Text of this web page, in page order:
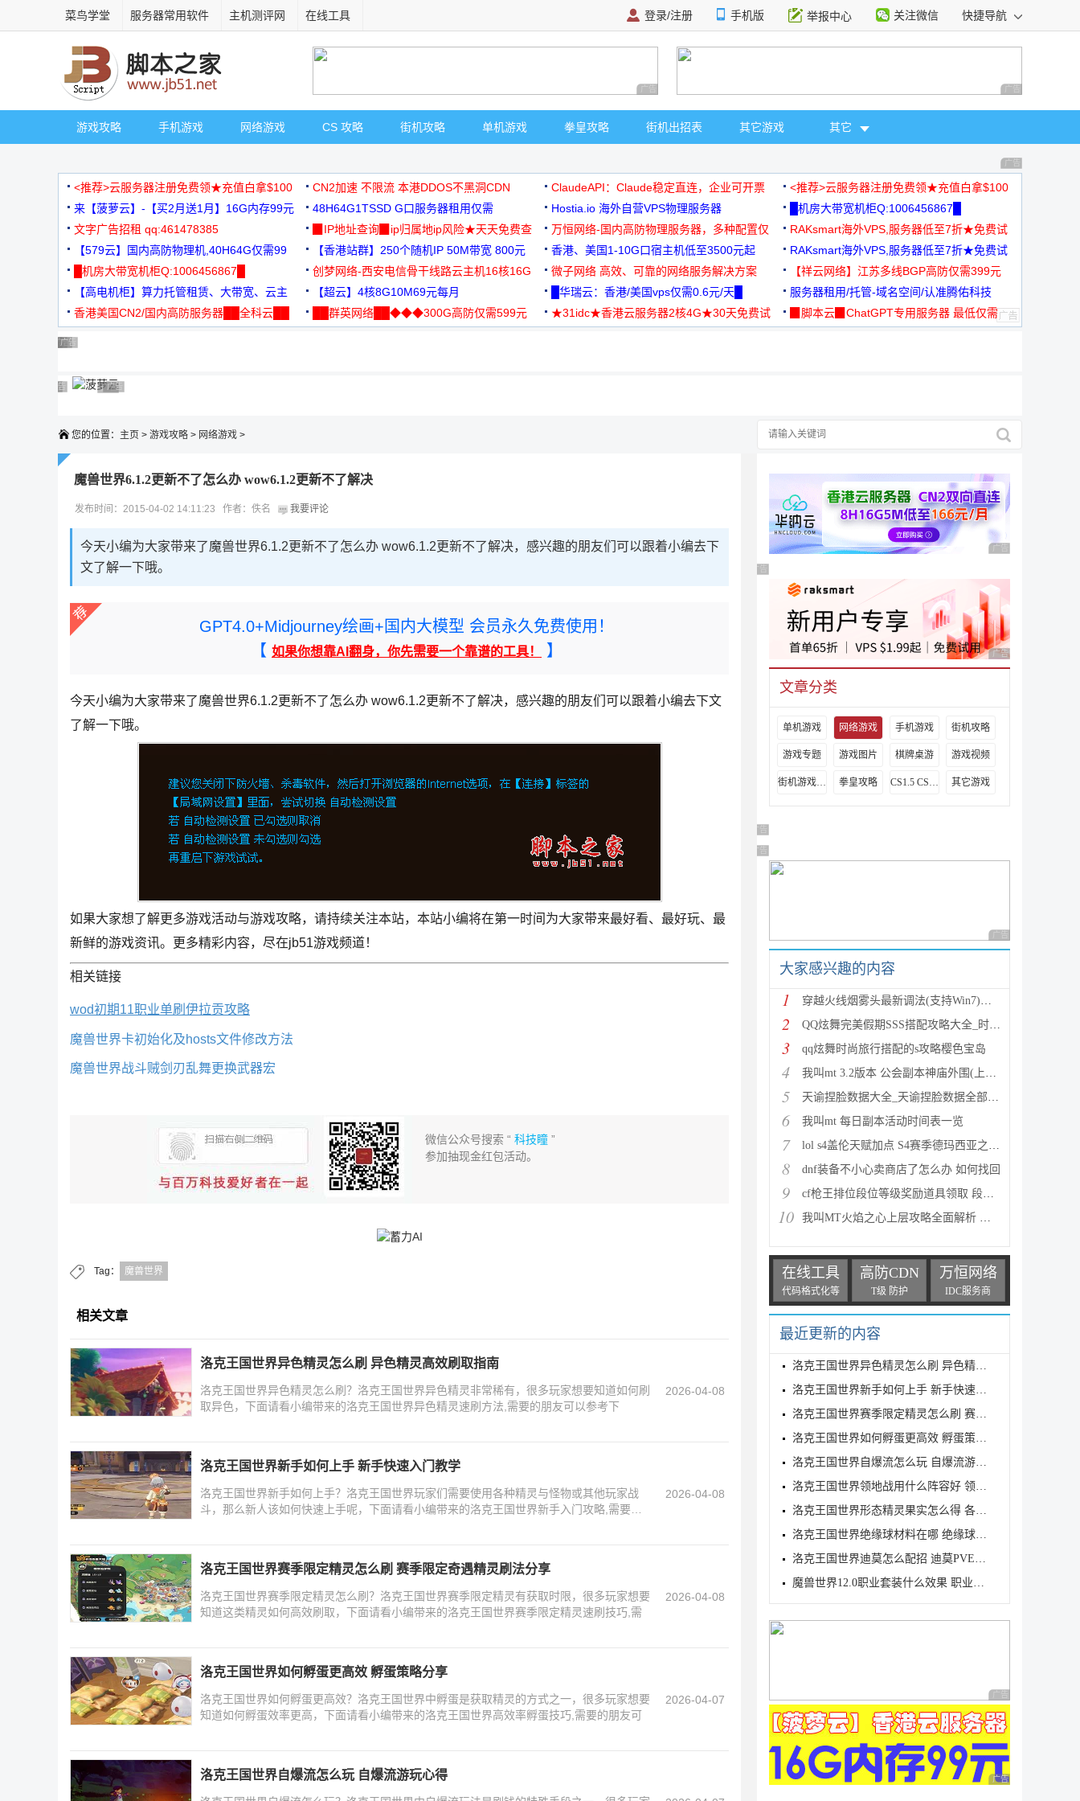
菜鸟学堂 服务器常用软件 主机测评网 在线工具 登录/注册 手机版 举报中心 关注微信 快捷导航
广告 商业广告，理性选择 广告 商业广告，理
游戏攻略 手机游戏 网络游戏 CS 攻略 街机攻略 单机游戏 拳皇攻略 街机出招表 其它游戏 其它
广告 商业广告，理
<推荐>云服务器注册免费领★充值白拿$100 CN2加速 不限流 本港DDOS不黑洞CDN ClaudeAPI：Claude稳定直连，企业可开票
<推荐>云服务器注册免费领★充值白拿$100
来【菠萝云】-【买2月送1月】16G内存99元
48H64G1TSSD G口服务器租用仅需
3000+可免费测试
Hostia.io 海外自营VPS物理服务器
█机房大带宽机柜Q:1006456867█
文字广告招租 qq:461478385
▉IP地址查询▉ip归属地ip风险★天天免费查
万恒网络-国内高防物理服务器，多种配置仅
99元/月起
RAKsmart海外VPS,服务器低至7折★免费试
用★
【579云】国内高防物理机,40H64G仅需99
元
【香港站群】250个随机IP 50M带宽 800元 香港、美国1-10G口宿主机低至3500元起
RAKsmart海外VPS,服务器低至7折★免费试
用★
█机房大带宽机柜Q:1006456867█
创梦网络-西安电信骨干线路云主机16核16G
88元/月
微子网络 高效、可靠的网络服务解决方案
【祥云网络】江苏多线BGP高防仅需399元
【高电机柜】算力托管租赁、大带宽、云主
机
【超云】4核8G10M69元每月 █华瑞云：香港/美国vps仅需0.6元/天█
服务器租用/托管-域名空间/认准腾佑科技
香港美国CN2/国内高防服务器██全科云██
██群英网络██◆◆◆300G高防仅需599元
★31idc★香港云服务器2核4G★30天免费试
▉脚本云▉ChatGPT专用服务器 最低仅需
广告 商业广告，理性选择
广告 商业广告，理性选择
广告 商业广告，理性选择
广告 商业广告，理性选择
广告 商业广告，理性选择
广告 商业广告，理性选择
广告 商业广告，理性选择
广告 商业广告，理性选择广告 商业广告，理性选择
广告 商业广告，理性选择
您的位置： 主页 > 游戏攻略 > 网络游戏 >
魔兽世界6.1.2更新不了怎么办 wow6.1.2更新不了解决
发布时间：2015-04-02 14:11:23 作者：佚名 我要评论
今天小编为大家带来了魔兽世界6.1.2更新不了怎么办 wow6.1.2更新不了解决，感兴趣的朋友们可以跟着小编去下
文了解一下哦。
GPT4.0+Midjourney绘画+国内大模型 会员永久免费使用！
【 如果你想靠AI翻身，你先需要一个靠谱的工具！ 】
今天小编为大家带来了魔兽世界6.1.2更新不了怎么办 wow6.1.2更新不了解决，感兴趣的朋友们可以跟着小编去下文
了解一下哦。
如果大家想了解更多游戏活动与游戏攻略，请持续关注本站，本站小编将在第一时间为大家带来最好看、最好玩、最
新鲜的游戏资讯。更多精彩内容，尽在jb51游戏频道！
相关链接
wod初期11职业单刷伊拉贡攻略
魔兽世界卡初始化及hosts文件修改方法
魔兽世界战斗贼剑刃乱舞更换武器宏
微信公众号搜索 “科技瞳 ”
参加抽现金红包活动。
Tag： 魔兽世界
相关文章
洛克王国世界异色精灵怎么刷 异色精灵高效刷取指南
洛克王国世界异色精灵怎么刷？洛克王国世界异色精灵非常稀有，很多玩家想要知道如何刷
取异色，下面请看小编带来的洛克王国世界异色精灵速刷方法,需要的朋友可以参考下
2026-04-08
洛克王国世界新手如何上手 新手快速入门教学
洛克王国世界新手如何上手？洛克王国世界玩家们需要使用各种精灵与怪物或其他玩家战
斗，那么新人该如何快速上手呢，下面请看小编带来的洛克王国世界新手入门攻略,需要的
2026-04-08
洛克王国世界赛季限定精灵怎么刷 赛季限定奇遇精灵刷法分享
洛克王国世界赛季限定精灵怎么刷？洛克王国世界赛季限定精灵有获取时限，很多玩家想要
知道这类精灵如何高效刷取，下面请看小编带来的洛克王国世界赛季限定精灵速刷技巧,需
2026-04-08
洛克王国世界如何孵蛋更高效 孵蛋策略分享
洛克王国世界如何孵蛋更高效？洛克王国世界中孵蛋是获取精灵的方式之一，很多玩家想要
知道如何孵蛋效率更高，下面请看小编带来的洛克王国世界高效率孵蛋技巧,需要的朋友可
2026-04-07
洛克王国世界自爆流怎么玩 自爆流游玩心得
广告 商业广告，理性
广告 商业广告，理性选择
广告 商业广告，理性
文章分类
单机游戏 网络游戏 手机游戏 街机攻略
游戏专题 游戏图片 棋牌桌游 游戏视频
街机游戏出招表 拳皇攻略 CS1.5 CS1.6攻略 其它游戏
广告 商业广告，理性选择
广告 商业广告，理性选择
广告 商业广告，理性
大家感兴趣的内容
1 穿越火线烟雾头最新调法(支持Win7)图文攻略
2 QQ炫舞完美假期SSS搭配攻略大全_时尚旅行完美假期1-15
3 qq炫舞时尚旅行搭配的s攻略樱色宝岛
4 我叫mt 3.2版本 公会副本神庙外围(上层)攻略心得
5 天谕捏脸数据大全_天谕捏脸数据全部汇总
6 我叫mt 每日副本活动时间表一览
7 lol s4盖伦天赋加点 S4赛季德玛西亚之力符文与出装推
8 dnf装备不小心卖商店了怎么办 如何找回
9 cf枪王排位段位等级奖励道具领取 段位等级奖励大全
10 我叫MT火焰之心上层攻略全面解析 挑战拉格罗斯
在线工具
代码格式化等
高防CDN
T级 防护
万恒网络
IDC服务商
最近更新的内容
洛克王国世界异色精灵怎么刷 异色精灵高效刷取指南
洛克王国世界新手如何上手 新手快速入门教学
洛克王国世界赛季限定精灵怎么刷 赛季限定奇遇精灵刷
洛克王国世界如何孵蛋更高效 孵蛋策略分享
洛克王国世界自爆流怎么玩 自爆流游玩心得
洛克王国世界领地战用什么阵容好 领地战速通阵容推荐
洛克王国世界形态精灵果实怎么得 各形态精灵果实获取
洛克王国世界绝缘球材料在哪 绝缘球材料收集线路攻略
洛克王国世界迪莫怎么配招 迪莫PVE与PVP配招推荐
魔兽世界12.0职业套装什么效果 职业套装一览
广告 商业广告，理性
广告 商业广告，理性